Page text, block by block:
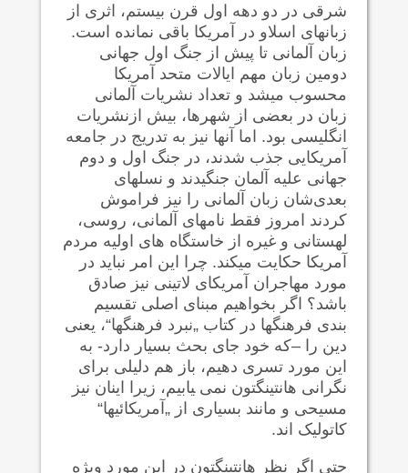
شرقی در دو دهه اول قرن بیستم، اثری از
زبانهای اسلاو در آمریکا باقی نمانده است.
زبان آلمانی تا پیش از جنگ اول جهانی
دومین زبان مهم ایالات متحد آمریکا
محسوب می‍شد و تعداد نشریات آلمانی
زبان در بعضی از شهرها، بیش ازنشریات
انگلیسی بود. اما آنها نیز به تدریج در جامعه
آمریکایی جذب شدند، در جنگ اول و دوم
جهانی علیه آلمان جنگیدند و نسلهای
بعدی‌شان زبان آلمانی را نیز فراموش
کردند امروز فقط نامهای آلمانی، روسی،
لهستانی و غیره از خاستگاه های اولیه مردم
آمریکا حکایت می‍کند. چرا این امر نباید در
مورد مهاجران آمریکای لاتینی نیز صادق
باشد؟ اگر بخواهیم مبنای اصلی تقسیم
بندی فرهنگها در کتاب „نبرد فرهنگها“، یعنی
دین را –که خود جای بحث بسیار دارد- به
این مورد تسری دهیم، باز هم دلیلی برای
نگرانی هانتینگتون نمی ‍یابیم، زیرا اینان نیز
مسیحی و مانند بسیاری از „آمریکائیها“
کاتولیک اند.
حتی اگر نظر هانتینگتون در این مورد ویژه